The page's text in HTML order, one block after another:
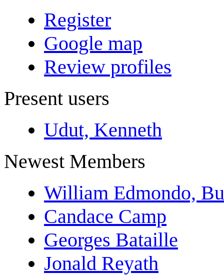
Register
Google map
Review profiles
Present users
Udut, Kenneth
Newest Members
William Edmondo,
Candace Camp
Georges Bataille
Jonald Reyath